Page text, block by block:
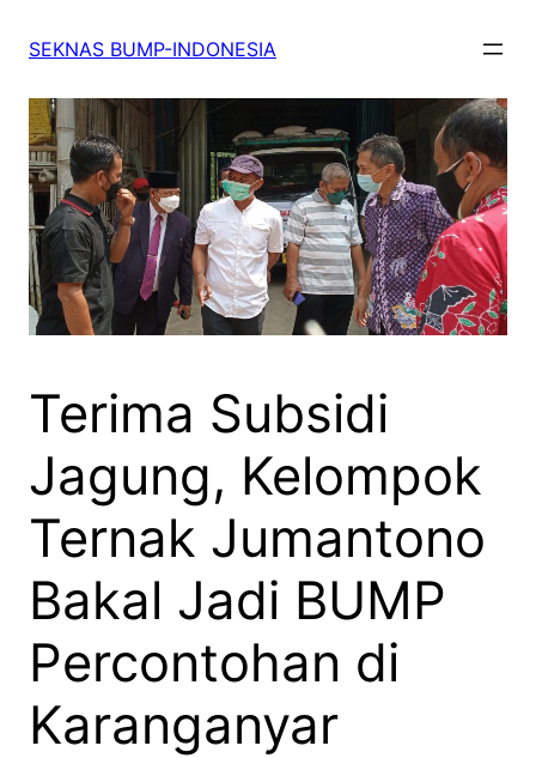
SEKNAS BUMP-INDONESIA
Terima Subsidi
Jagung, Kelompok
Ternak Jumantono
Bakal Jadi BUMP
Percontohan di
Karanganyar